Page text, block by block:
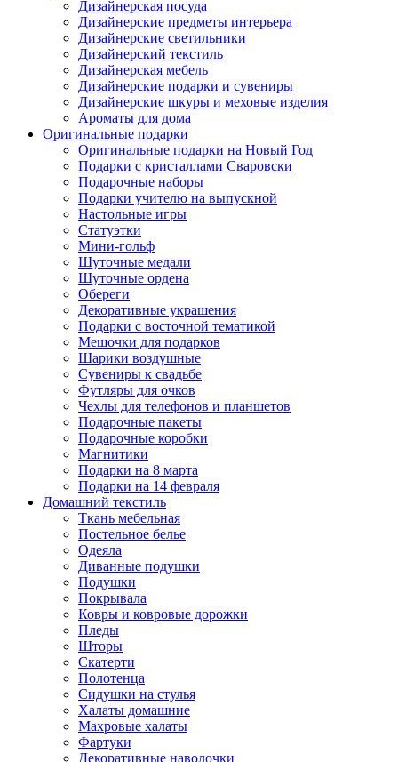
Дизайнерская посуда
Дизайнерские предметы интерьера
Дизайнерские светильники
Дизайнерский текстиль
Дизайнерская мебель
Дизайнерские подарки и сувениры
Дизайнерские шкуры и меховые изделия
Ароматы для дома
Оригинальные подарки
Оригинальные подарки на Новый Год
Подарки с кристаллами Сваровски
Подарочные наборы
Подарки учителю на выпускной
Настольные игры
Статуэтки
Мини-гольф
Шуточные медали
Шуточные ордена
Обереги
Декоративные украшения
Подарки с восточной тематикой
Мешочки для подарков
Шарики воздушные
Сувениры к свадьбе
Футляры для очков
Чехлы для телефонов и планшетов
Подарочные пакеты
Подарочные коробки
Магнитики
Подарки на 8 марта
Подарки на 14 февраля
Домашний текстиль
Ткань мебельная
Постельное белье
Одеяла
Диванные подушки
Подушки
Покрывала
Ковры и ковровые дорожки
Пледы
Шторы
Скатерти
Полотенца
Сидушки на стулья
Халаты домашние
Махровые халаты
Фартуки
Декоративные наволочки